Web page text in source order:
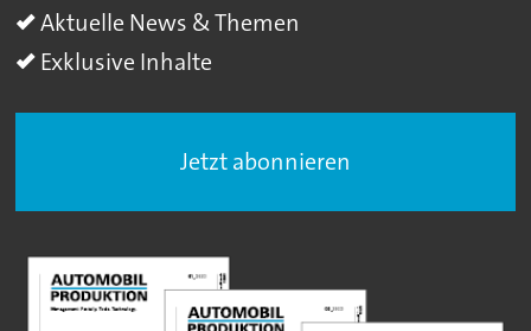
Aktuelle News & Themen
Exklusive Inhalte
Jetzt abonnieren